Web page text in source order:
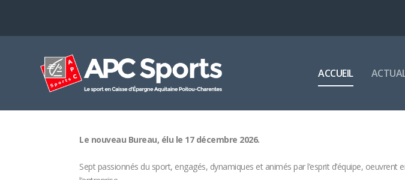
ACCUEIL
Le nouveau Bureau, élu le 17 décembre 2026.
Sept passionnés du sport, engagés, dynamiques et animés par l’esprit d’équipe,